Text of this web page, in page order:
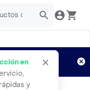
en
y
Aplican TyC